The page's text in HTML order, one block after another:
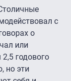
с
о
или
годового
но эти